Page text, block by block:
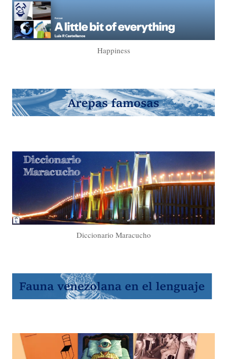
Happiness
Diccionario Maracucho